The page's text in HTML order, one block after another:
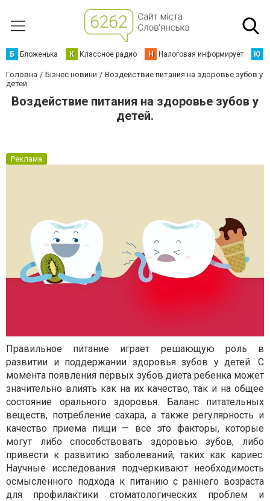
Б Бложенька К Классное радио Н Налоговая информирует Ю
Головна Бізнес новини
Воздействие питания на здоровье зубов у
детей.
Воздействие питания на здоровье зубов у
детей.
Реклама
Правильное питание играет решающую роль в
развитии и поддержании здоровья зубов у детей. С
момента появления первых зубов диета ребенка может
значительно влиять как на их качество, так и на общее
состояние орального здоровья. Баланс питательных
веществ, потребление сахара, а также регулярность и
качество приема пищи — все это факторы, которые
могут либо способствовать здоровью зубов, либо
привести к развитию заболеваний, таких как кариес.
Научные исследования подчеркивают необходимость
осмысленного подхода к питанию с раннего возраста
для профилактики стоматологических проблем и